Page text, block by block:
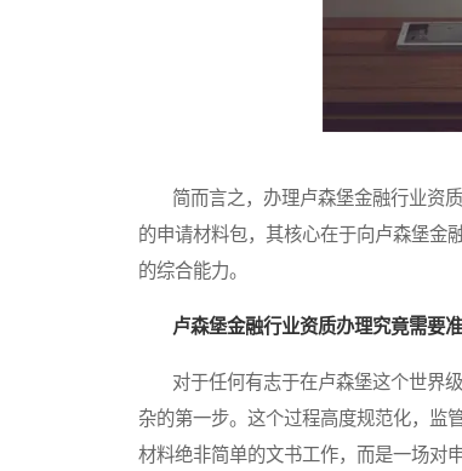
简而言之，办理卢森堡金融行业资质
的申请材料包，其核心在于向卢森堡金
的综合能力。
卢森堡金融行业资质办理究竟需要
对于任何有志于在卢森堡这个世界级
杂的第一步。这个过程高度规范化，
材料绝非简单的文书工作，而是一场对